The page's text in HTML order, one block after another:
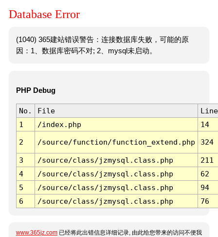
Database Error
(1040) 365建站错误警告：连接数据库失败，可能的原
因：1、数据库密码不对; 2、mysql未启动。
PHP Debug
No. File
Line
1
/index.php 14
2 /source/function/function_extend.php 324
3 /source/class/jzmysql.class.php
211
4
/source/class/jzmysql.class.php
62
5
/source/class/jzmysql.class.php
94
6
/source/class/jzmysql.class.php 76
www.365jz.com 已经将此出错信息详细记录, 由此给您带来的访问不便我